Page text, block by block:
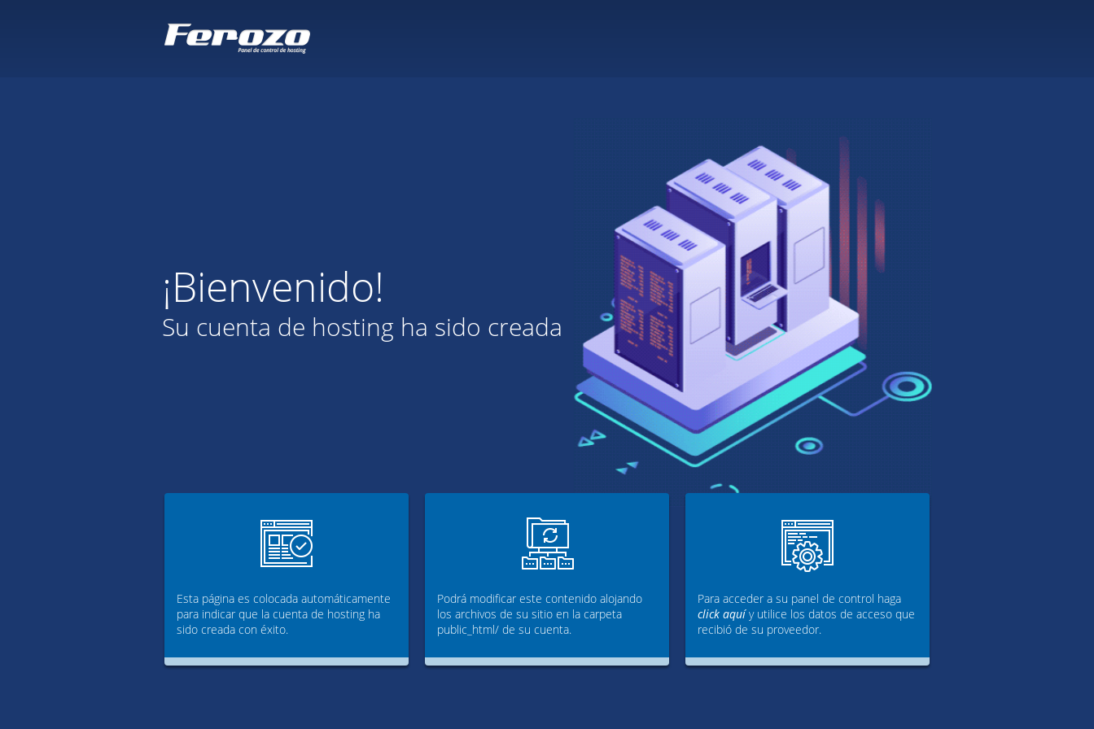
¡Bienvenido!
Su cuenta de hosting ha sido creada
Esta página es colocada automáticamente
para indicar que la cuenta de hosting ha
sido creada con éxito.
Podrá modificar este contenido alojando
los archivos de su sitio en la carpeta
public_html/ de su cuenta.
Para acceder a su panel de control haga
click aquíy utilice los datos de acceso que
recibió de su proveedor.